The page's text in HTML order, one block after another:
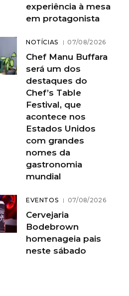
experiência à mesa
em protagonista
NOTÍCIAS 07/08/2026
Chef Manu Buffara
será um dos
destaques do
Chef’s Table
Festival, que
acontece nos
Estados Unidos
com grandes
nomes da
gastronomia
mundial
EVENTOS 07/08/2026
Cervejaria
Bodebrown
homenageia pais
neste sábado